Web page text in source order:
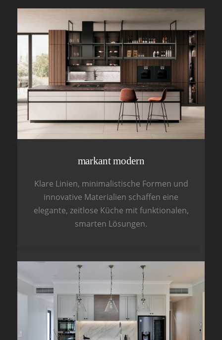
markant modern
Klare Linien, minimalistische Formen und
innovative Materialien schaffen eine
elegante, zeitlose Küche mit funktionalen,
smarten Lösungen.